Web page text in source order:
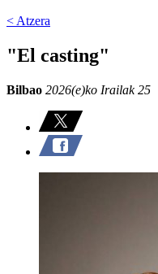
< Atzera
"El casting"
Bilbao 2026(e)ko Irailak 25